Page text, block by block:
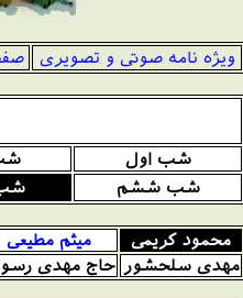
ویژه نامه صوتی و تصویری
شب اول
شب ششم
محمود کریمی میثم مطیعی
مهدی سلحشور
حاج مهدی